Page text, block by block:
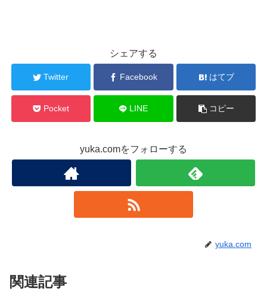
シェアする
Twitter Facebook はてブ
Pocket LINE コピー
yuka.comをフォローする
yuka.com
関連記事